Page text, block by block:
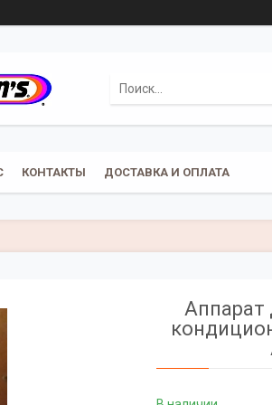
КОНТАКТЫ ДОСТАВКА И ОПЛАТА
Аппарат